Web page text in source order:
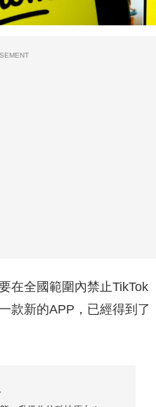
在全國範圍內禁止TikTok
款新的APP，已經得到了